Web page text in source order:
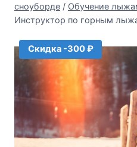
сноуборде / Обучение
Инструктор по горным
Скидка -300 ₽